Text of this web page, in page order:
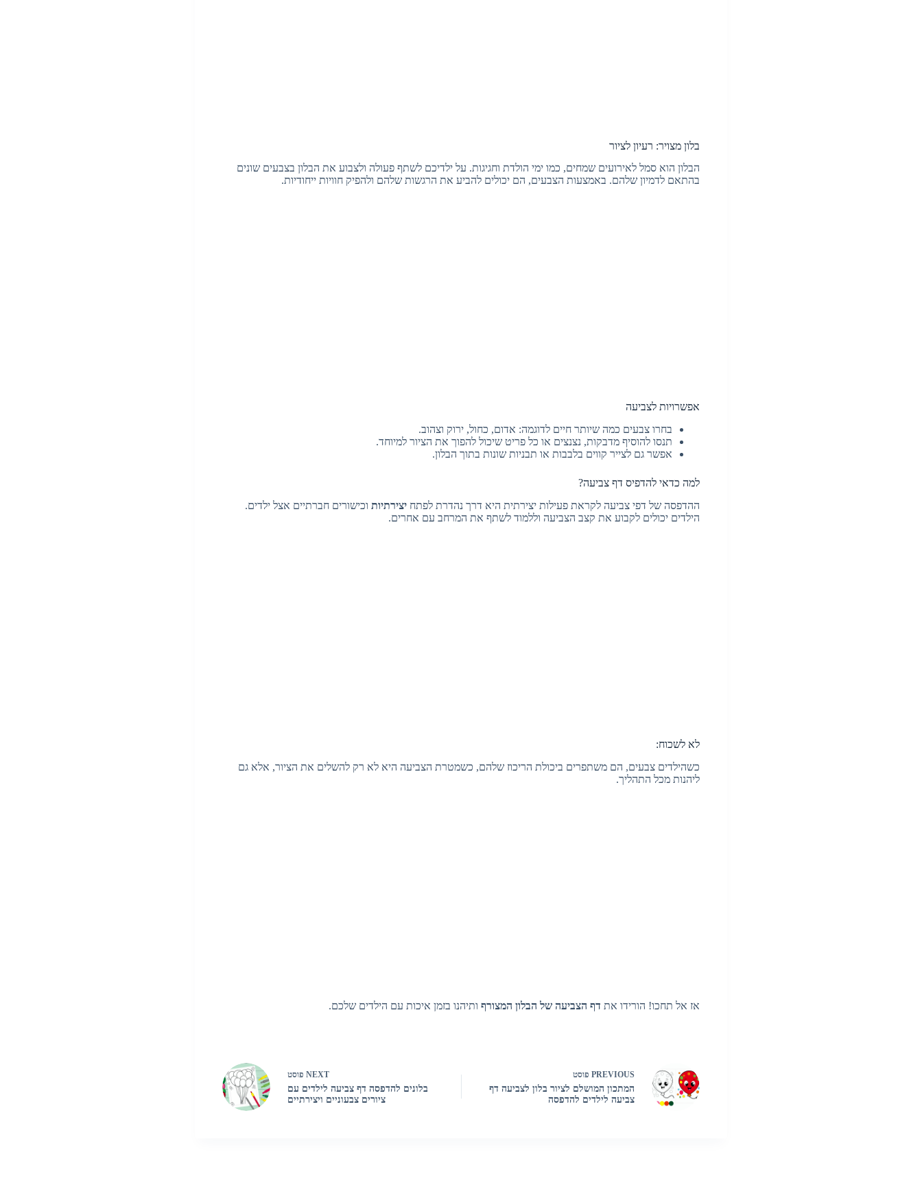
בלון מצויר: רעיון לציור
הבלון הוא סמל לאירועים שמחים, כמו ימי הולדת וחגיגות. על ילדיכם לשתף פעולה ולצבוע את הבלון בצבעים שונים
בהתאם לדמיון שלהם. באמצעות הצבעים, הם יכולים להביע את הרגשות שלהם ולהפיק חוויות ייחודיות.
אפשרויות לצביעה
בחרו צבעים כמה שיותר חיים לדוגמה: אדום, כחול, ירוק וצהוב.
תנסו להוסיף מדבקות, נצנצים או כל פריט שיכול להפוך את הציור למיוחד.
אפשר גם לצייר קווים בלבבות או תבניות שונות בתוך הבלון.
למה כדאי להדפיס דף צביעה?
ההדפסה של דפי צביעה לקראת פעילות יצירתית היא דרך נהדרת לפתח יצירתיות וכישורים חברתיים אצל ילדים.
הילדים יכולים לקבוע את קצב הצביעה וללמוד לשתף את המרחב עם אחרים.
לא לשכוח:
כשהילדים צבעים, הם משתפרים ביכולת הריכוז שלהם, כשמטרת הצביעה היא לא רק להשלים את הציור, אלא גם
ליהנות מכל התהליך.
אז אל תחכו! הורידו את דף הצביעה של הבלון המצורף ותיהנו בזמן איכות עם הילדים שלכם.
PREVIOUS פוסט
המתכון המושלם לציור בלון לצביעה דף
צביעה לילדים להדפסה
NEXT פוסט
בלונים להדפסה דף צביעה לילדים עם
ציורים צבעוניים ויצירתיים